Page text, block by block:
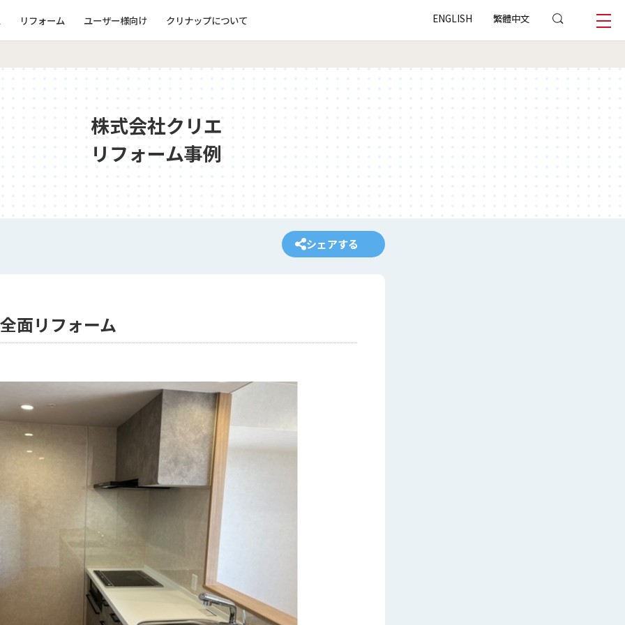
リフォーム ユーザー様向け クリナップについて ENGLISH 繁體中文
株式会社クリエ
リフォーム事例
シェアする
面リフォーム